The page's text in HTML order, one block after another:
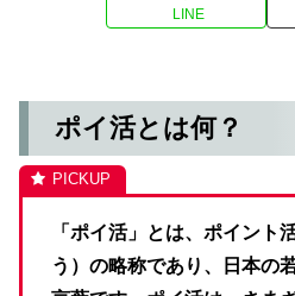
LINE
ポイ活とは何？
「ポイ活」とは、ポイント
う）の略称であり、日本の